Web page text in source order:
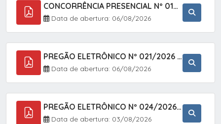
CONCORRÊNCIA PRESENCIAL Nº 019/2025 - PAVIMENTAÇÃO ASFÁLTICA EM TRECHO DA RUA 2 NO BAIRRO VILA SOARES NO MUNICÍPIO DE SETE BARRAS/SP.
Data de abertura: 06/08/2026
PREGÃO ELETRÔNICO Nº 021/2026 - AQUISIÇÃO DE CONTENTORES E CARRINHOS, DESTINADOS A COLETIVA E MANEJO DE RESÍDUOS SÓLIDOS, ATRAVÉS DO SISTEMA DE REGISTRO DE PREÇOS (SRP)
Data de abertura: 06/08/2026
PREGÃO ELETRÔNICO Nº 024/2026 - AQUISIÇÃO DE GÁS MEDICINAL TIPO OXIGÊNIO (1,00 M3, 3,00 M3 E 10,00 M3), EM ATENDIMENTO À SECRETARIA MUNICIPAL DE SAÚDE, ATRAVÉS DO SISTEMA DE REGISTRO DE PREÇOS (SRP)
Data de abertura: 03/08/2026